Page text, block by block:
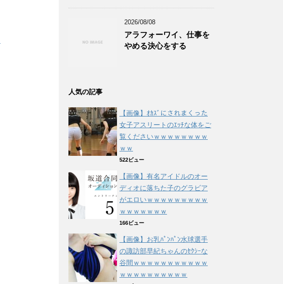
2026/08/08
アラフォーワイ、仕事を
やめる決心をする
人気の記事
【画像】ｵｶｽﾞにされまくった
女子アスリートのｴｯﾁな体をご
覧くださいｗｗｗｗｗｗｗｗ
ｗｗ
522ビュー
【画像】有名アイドルのオー
ディオに落ちた子のグラビア
がエロいｗｗｗｗｗｗｗｗｗ
ｗｗｗｗｗｗｗ
166ビュー
【画像】お乳ﾊﾟﾝﾊﾟﾝ水球選手
の諏訪部早紀ちゃんのｾｸｼｰな
谷間ｗｗｗｗｗｗｗｗｗｗｗ
ｗｗｗｗｗｗｗｗｗｗ